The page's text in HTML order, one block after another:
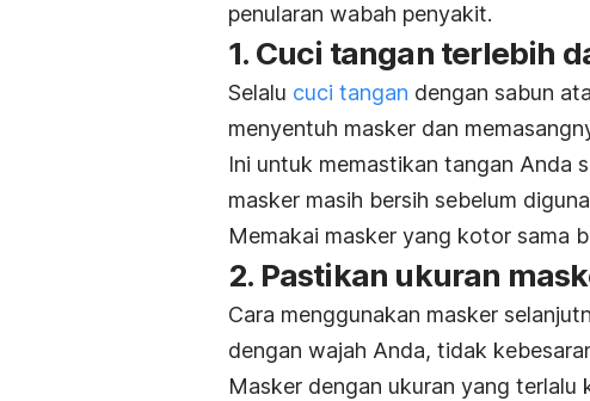
penularan wabah penyakit.
1. Cuci tangan terlebih
Selalu cuci tangan dengan sabun
menyentuh masker dan
Ini untuk memastikan tangan Anda
masker masih bersih sebelum
Memakai masker yang kotor sama
2. Pastikan ukuran
Cara menggunakan masker
dengan wajah Anda, tidak
Masker dengan ukuran yang terlalu